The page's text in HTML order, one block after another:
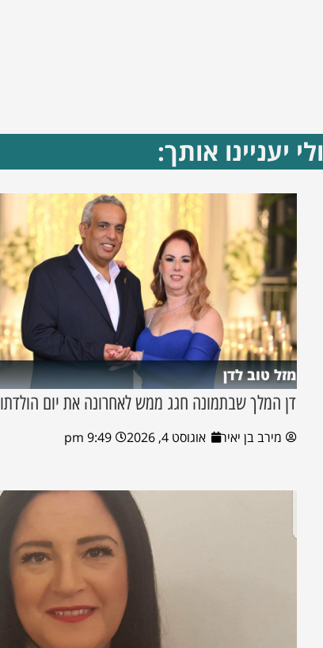
יעניינו אותך:
מזל טוב לדן
דן המלך שבתמונה חגג ממש לאחרונה את יום הולדתו
מירב בן יאיר אוגוסט 4, 2026 9:49 pm